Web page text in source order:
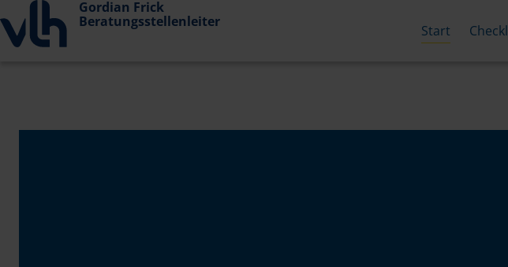
Gordian Frick
Beratungsstellenleiter
Start